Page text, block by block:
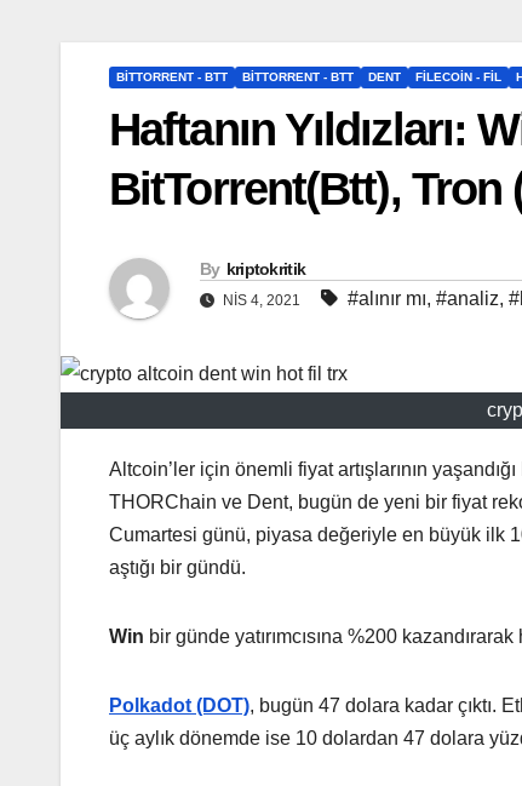
BITTORRENT - BTT BITTORRENT - BTT DENT FILECOIN - FIL
Haftanın Yıldızları:
BitTorrent(Btt), Tron
By kriptokritik
NIS 4, 2021 #alınır mı, #analiz,
Altcoin’ler için önemli fiyat artışlarının
THORChain ve Dent, bugün de yeni bir fiyat
Cumartesi günü, piyasa değeriyle en büyük ilk
aştığı bir gündü.
Win bir günde yatırımcısına %200 kazandırarak
Polkadot (DOT), bugün 47 dolara kadar çıktı.
üç aylık dönemde ise 10 dolardan 47 dolara